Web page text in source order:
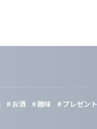
お酒 趣味 プレゼント